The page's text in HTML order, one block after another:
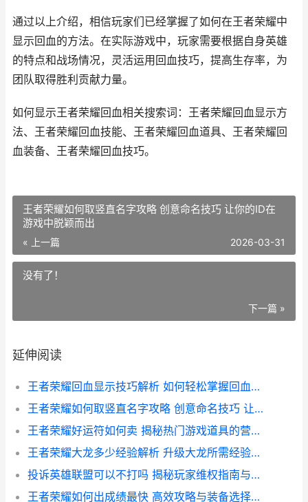
通过以上介绍，相信玩家们已经掌握了如何在王者荣耀中
显示回血的方法。在实际游戏中，玩家需要根据自身英雄
的特点和战场情况，灵活运用回血技巧，提高生存率，为
团队取得胜利贡献力量。
如何显示王者荣耀回血相关搜索词：王者荣耀回血显示方
法、王者荣耀回血技能、王者荣耀回血道具、王者荣耀回
血装备、王者荣耀回血技巧。
王者荣耀如何取竖直名字攻略 创意命名技巧 让你的ID在
游戏中脱颖而出
« 上一篇 2026-03-31
没有了！
下一篇 »
延伸阅读
王者荣耀回血显示技巧解析 如何轻松掌握回血信息
王者荣耀如何取竖直名字攻略 创意命名技巧 让你的ID在游戏中脱颖而出
王者荣耀好运符如何卖 揭秘热门游戏道具的营销策略与售价分析
王者荣耀大龙多少经验解析 升级大龙所需经验一览
投诉英雄联盟可以不打吗 揭秘玩家维权指南与不打游戏的合法途径
王者荣耀如何出成绩最快 高效攻略与装备选择解析